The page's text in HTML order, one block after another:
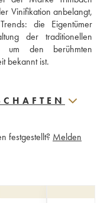
Vinifikation anbelangt,
die Eigentümer
der traditionellen
um den berühmten
bekannt ist.
festgestellt? Melden